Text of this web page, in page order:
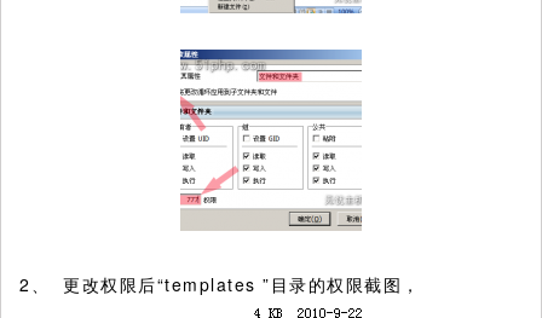
2、 更改权限后“templates ”目录的权限截图，